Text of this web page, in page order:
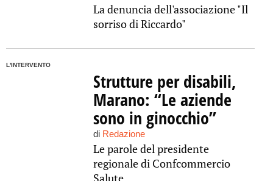
La denuncia dell'associazione "Il
sorriso di Riccardo"
L'INTERVENTO
Strutture per disabili,
Marano: “Le aziende
sono in ginocchio”
di Redazione
Le parole del presidente
regionale di Confcommercio
Salute